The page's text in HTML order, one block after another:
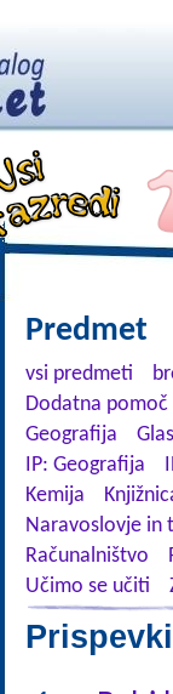
Predmet
vsi predmeti
Dodatna
Geografija
IP: Geografija
Kemija
Naravoslovje in
Računalništvo
Učimo se učiti